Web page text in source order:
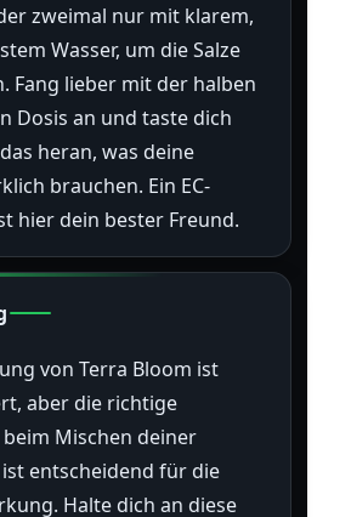
zweimal nur mit klarem,
Wasser, um die Salze
Fang lieber mit der halben
Dosis an und taste dich
heran, was deine
brauchen. Ein EC-
hier dein bester Freund.
von Terra Bloom ist
aber die richtige
Mischen deiner
entscheidend für die
Halte dich an diese